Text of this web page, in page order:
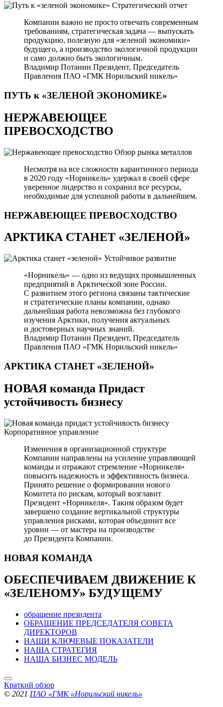
Стратегический отчет
Компании важно не просто отвечать современным
требованиям, стратегическая задача — выпускать
продукцию, полезную для «зеленой экономики»
будущего, а производство экологичной продукции
и само должно быть экологичным.
Владимир Потанин Президент, Председатель
Правления ПАО «ГМК Норильский никель»
ПУТЬ к «ЗЕЛЕНОЙ ЭКОНОМИКЕ»
НЕРЖАВЕЮЩЕЕ
ПРЕВОСХОДСТВО
Обзор рынка металлов
Несмотря на все сложности карантинного периода
в 2020 году «Норникель» удержал в своей сфере
уверенное лидерство и сохранил все ресурсы,
необходимые для успешной работы в дальнейшем.
НЕРЖАВЕЮЩЕЕ ПРЕВОСХОДСТВО
АРКТИКА СТАНЕТ «ЗЕЛЕНОЙ»
Устойчивое развитие
«Норникель» — одно из ведущих промышленных
предприятий в Арктической зоне России.
С развитием этого региона связаны тактические
и стратегические планы компании, однако
дальнейшая работа невозможна без глубокого
изучения Арктики, получения актуальных
и достоверных научных знаний.
Владимир Потанин Президент, Председатель
Правления ПАО «ГМК Норильский никель»
АРКТИКА СТАНЕТ «ЗЕЛЕНОЙ»
НОВАЯ команда Придаст
устойчивость бизнесу
Корпоративное управление
Изменения в организационной структуре
Компании направлены на усиление управляющей
команды и отражают стремление «Норникеля»
повысить надежность и эффективность бизнеса.
Принято решение о формировании нового
Комитета по рискам, который возглавит
Президент «Норникеля». Таким образом будет
завершено создание вертикальной структуры
управления рисками, которая объединит все
уровни — от мастера на производстве
до Президента Компании.
НОВАЯ КОМАНДА
ОБЕСПЕЧИВАЕМ ДВИЖЕНИЕ К
«ЗЕЛЕНОМУ» БУДУЩЕМУ
обращение президента
ОБРАЩЕНИЕ ПРЕДСЕДАТЕЛЯ СОВЕТА
ДИРЕКТОРОВ
НАШИ КЛЮЧЕВЫЕ ПОКАЗАТЕЛИ
НАША СТРАТЕГИЯ
НАША БИЗНЕС МОДЕЛЬ
Краткий обзор
© 2021 ПАО «ГМК «Норильский никель»